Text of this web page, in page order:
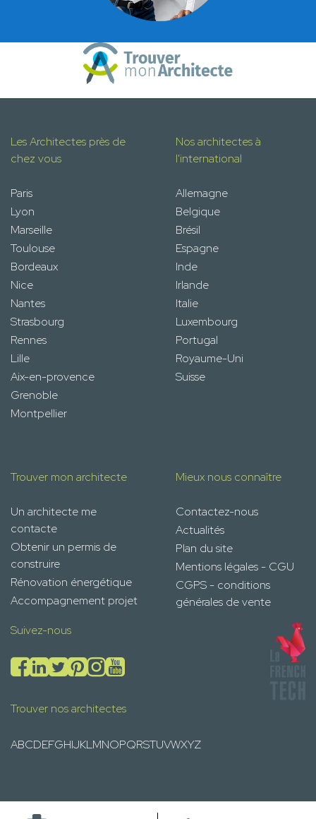
Les Architectes près de
chez vous
Paris
Lyon
Marseille
Toulouse
Bordeaux
Nice
Nantes
Strasbourg
Rennes
Lille
Aix-en-provence
Grenoble
Montpellier
Nos architectes à
l'international
Allemagne
Belgique
Brésil
Espagne
Inde
Irlande
Italie
Luxembourg
Portugal
Royaume-Uni
Suisse
Trouver mon architecte
Un architecte me
contacte
Obtenir un permis de
construire
Rénovation énergétique
Accompagnement projet
Mieux nous connaître
Contactez-nous
Actualités
Plan du site
Mentions légales - CGU
CGPS - conditions
générales de vente
Suivez-nous
Trouver nos architectes
ABCDEFGHIJKLMNOPQRSTUVWXYZ